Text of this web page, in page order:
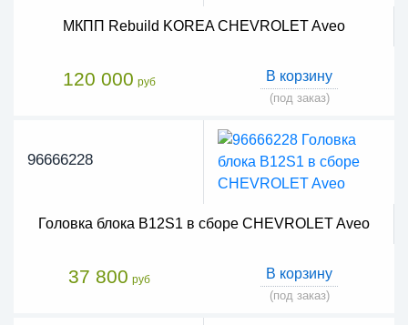
МКПП Rebuild KOREA CHEVROLET Aveo
120 000 руб В корзину
(под заказ)
96666228
Головка блока B12S1 в сборе CHEVROLET Aveo
37 800 руб В корзину
(под заказ)